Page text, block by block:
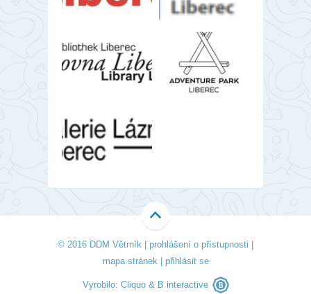
© 2016 DDM Větrník | prohlášení o přístupnosti |
mapa stránek | přihlásit se
Vyrobilo: Cliquo& B interactive